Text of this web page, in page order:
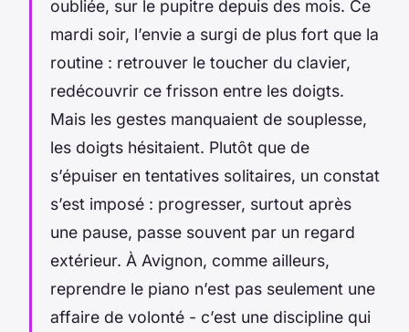
oubliée, sur le pupitre depuis des mois. Ce
mardi soir, l’envie a surgi de plus fort que la
routine : retrouver le toucher du clavier,
redécouvrir ce frisson entre les doigts.
Mais les gestes manquaient de souplesse,
les doigts hésitaient. Plutôt que de
s’épuiser en tentatives solitaires, un constat
s’est imposé : progresser, surtout après
une pause, passe souvent par un regard
extérieur. À Avignon, comme ailleurs,
reprendre le piano n’est pas seulement une
affaire de volonté - c’est une discipline qui